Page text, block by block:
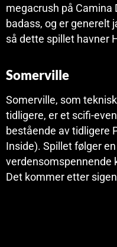
megacrush på Camina
badass, og er generelt
så dette spillet havner
Somerville
Somerville, som
tidligere, er et scifi-
bestående av tidligere
Inside). Spillet følger
verdensomspennende
Det kommer etter